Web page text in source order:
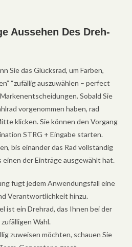
Aussehen Des Dreh-
Sie das Glücksrad, um Farben,
“zufällig auszuwählen – perfect
Sobald Sie
vorgenommen haben, rad
klicken. Sie können den Vorgang
STRG + Eingabe starten.
bis einander das Rad vollständig
der Einträge ausgewählt hat.
fügt jedem Anwendungsfall eine
Verantwortlichkeit hinzu.
ist ein Drehrad, das Ihnen bei der
Wahl.
zuweisen möchten, schauen Sie